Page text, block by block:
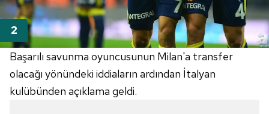
Başarılı savunma oyuncusunun Milan'a transfer
olacağı yönündeki iddiaların ardından İtalyan
kulübünden açıklama geldi.